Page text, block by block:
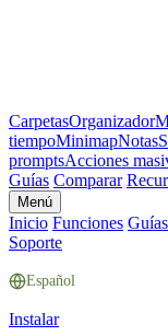
CarpetasOrganizador
tiempoMinimapNotas
promptsAcciones
Guías Comparar
Menú
Inicio Funciones Guías
Soporte
Español
Instalar